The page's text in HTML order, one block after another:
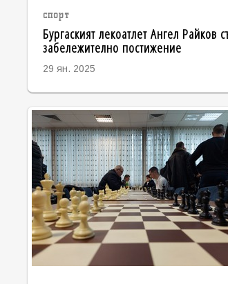
спорт
Бургаският лекоатлет Ангел Райков
забележително постижение
29 ян. 2025